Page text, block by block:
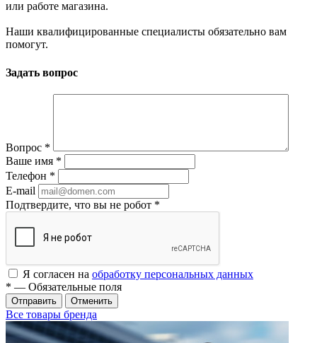
или работе магазина.
Наши квалифицированные специалисты обязательно вам
помогут.
Задать вопрос
Вопрос *
Ваше имя *
Телефон *
E-mail
Подтвердите, что вы не робот *
Я согласен на обработку персональных данных
* — Обязательные поля
Отменить
Все товары бренда